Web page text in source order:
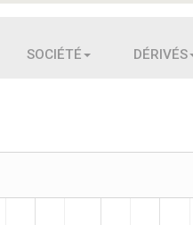
SOCIÉTÉ DÉRIVÉS